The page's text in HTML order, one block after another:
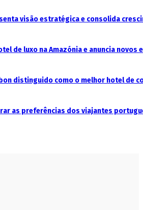
visão estratégica e consolida
de luxo na Amazónia e anuncia
distinguido como o melhor hotel de
as preferências dos viajantes